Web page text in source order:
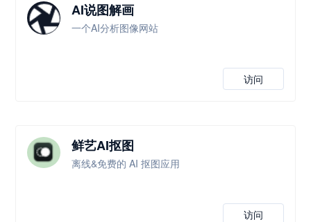
AI说图解画
一个AI分析图像网站
访问
鲜艺AI抠图
离线&免费的 AI 抠图应用
访问